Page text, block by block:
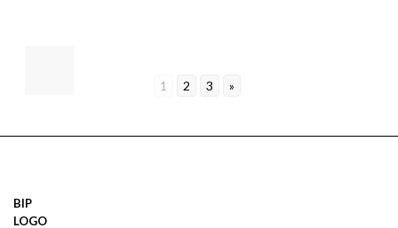
1 2 3 »
BIP
LOGO